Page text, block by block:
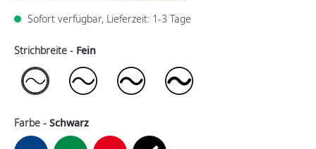
Sofort verfügbar, Lieferzeit: 1-3 Tage
Strichbreite - Fein
Farbe - Schwarz